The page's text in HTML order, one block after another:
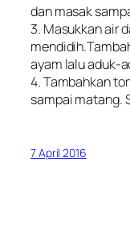
dan masak
3. Masukkan air
ayam lalu aduk-
4. Tambahkan
sampai matang.
7 April 2016